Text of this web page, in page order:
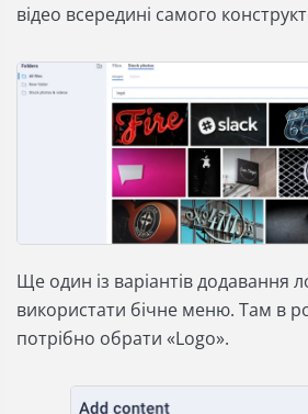
відео всередині самого
Ще один із варіантів додавання
використати бічне меню. Там в
потрібно обрати «Logo».